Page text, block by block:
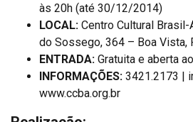
às 20h (até 30/12/2014)
LOCAL: Centro Cultural Brasil-
do Sossego, 364 – Boa Vista,
ENTRADA: Gratuita e aberta
INFORMAÇÕES: 3421.2173 |
www.ccba.org.br